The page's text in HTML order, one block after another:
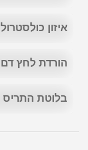
איזון כולסטרול
הורדת לחץ דם
בלוטת התריס